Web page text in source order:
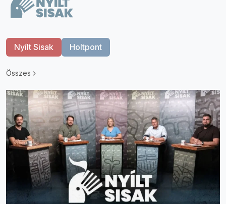
Nyílt Sisak Holtpont
Összes